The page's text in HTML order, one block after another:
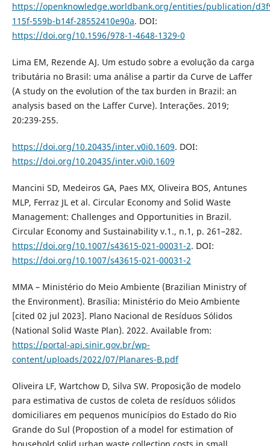
https://openknowledge.worldbank.org/entities/publication/
115f-559b-b14f-28552410e90a. DOI:
https://doi.org/10.1596/978-1-4648-1329-0
Lima EM, Rezende AJ. Um estudo sobre a evolução da carga
tributária no Brasil: uma análise a partir da Curve de Laffer
(A study on the evolution of the tax burden in Brazil: an
analysis based on the Laffer Curve). Interações. 2019;
20:239-255.
https://doi.org/10.20435/inter.v0i0.1609. DOI:
https://doi.org/10.20435/inter.v0i0.1609
Mancini SD, Medeiros GA, Paes MX, Oliveira BOS, Antunes
MLP, Ferraz JL et al. Circular Economy and Solid Waste
Management: Challenges and Opportunities in Brazil.
Circular Economy and Sustainability v.1., n.1, p. 261–282.
https://doi.org/10.1007/s43615-021-00031-2. DOI:
https://doi.org/10.1007/s43615-021-00031-2
MMA – Ministério do Meio Ambiente (Brazilian Ministry of
the Environment). Brasília: Ministério do Meio Ambiente
[cited 02 jul 2023]. Plano Nacional de Resíduos Sólidos
(National Solid Waste Plan). 2022. Available from:
https://portal-api.sinir.gov.br/wp-
content/uploads/2022/07/Planares-B.pdf
Oliveira LF, Wartchow D, Silva SW. Proposição de modelo
para estimativa de custos de coleta de resíduos sólidos
domiciliares em pequenos municípios do Estado do Rio
Grande do Sul (Propostion of a model for estimation of